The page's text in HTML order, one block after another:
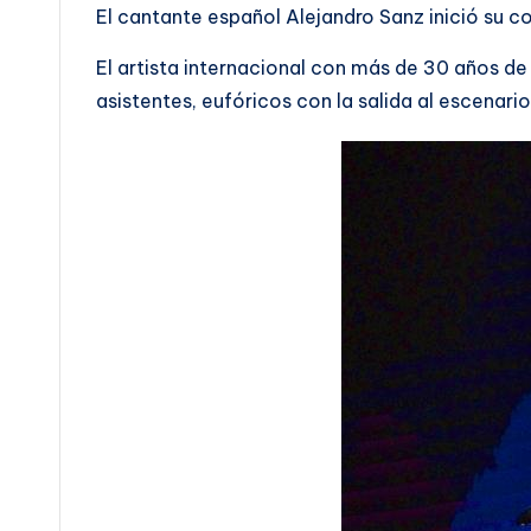
El cantante español Alejandro Sanz inició su
El artista internacional con más de 30 años
asistentes, eufóricos con la salida al